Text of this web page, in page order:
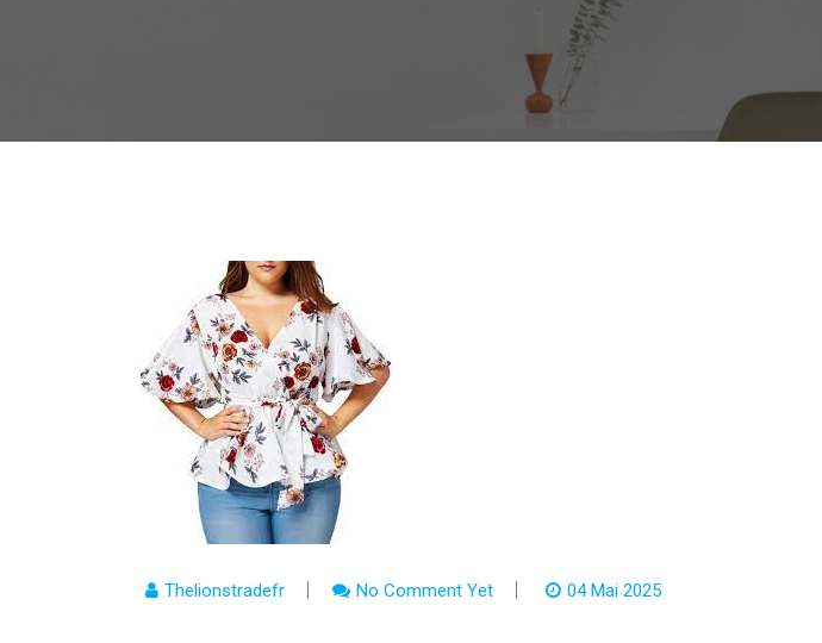
Thelionstradefr No Comment Yet 04 Mai 2025